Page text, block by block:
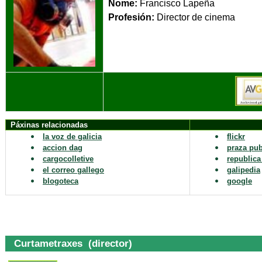
Nome: Francisco Lapeña
Profesión: Director
Páxinas relacionadas
la voz de galicia
accion dag
cargocolletive
el correo gallego
blogoteca
flickr
praza
galipedia
google
Curtametraxes (director)